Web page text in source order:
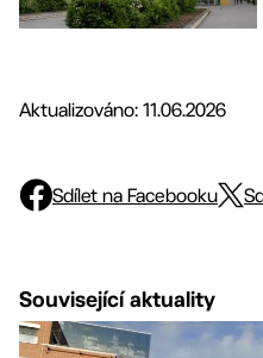
Aktualizováno: 11.06.2026
Sdílet na Facebooku
Související aktuality